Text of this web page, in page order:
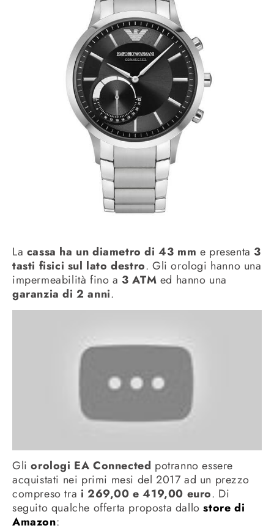
La cassa ha un diametro di 43 mm e presenta 3
tasti fisici sul lato destro. Gli orologi hanno una
impermeabilità fino a 3 ATM ed hanno una
garanzia di 2 anni.
Gliorologi EA Connected potranno essere
acquistati nei primi mesi del 2017 ad un prezzo
compreso tra i 269,00 e 419,00 euro. Di
seguito qualche offerta proposta dallostore di
Amazon: